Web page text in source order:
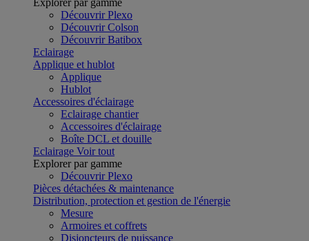
Explorer par gamme
Découvrir Plexo
Découvrir Colson
Découvrir Batibox
Eclairage
Applique et hublot
Applique
Hublot
Accessoires d'éclairage
Eclairage chantier
Accessoires d'éclairage
Boîte DCL et douille
Eclairage Voir tout
Explorer par gamme
Découvrir Plexo
Pièces détachées & maintenance
Distribution, protection et gestion de l'énergie
Mesure
Armoires et coffrets
Disjoncteurs de puissance